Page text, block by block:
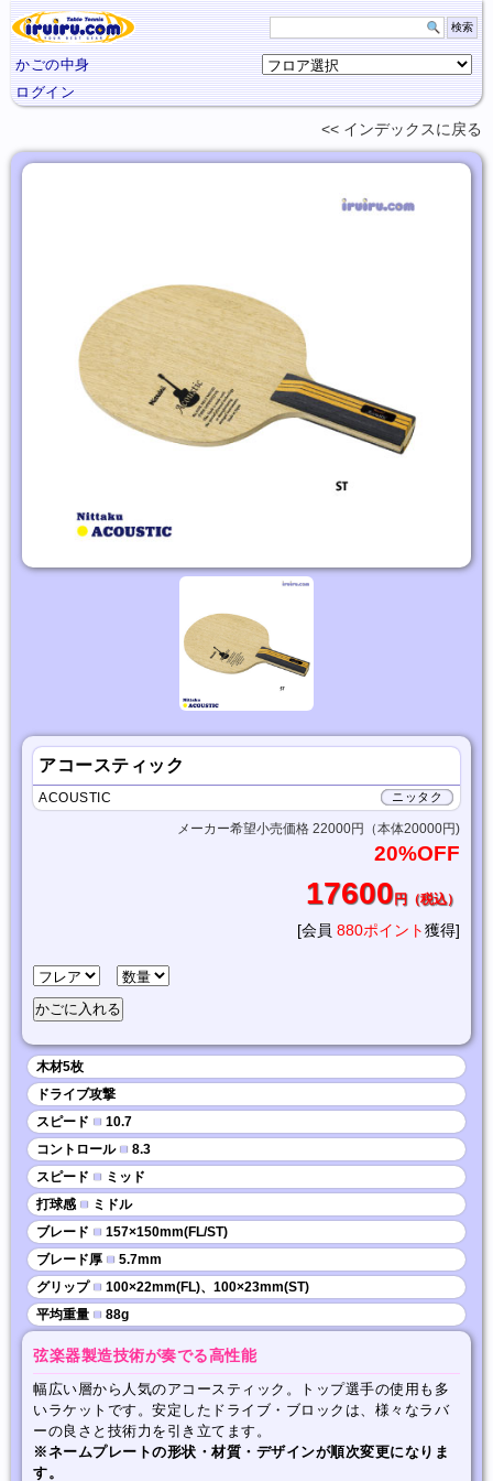
かごの中身
ログイン
インデックスに 戻る
アコースティック
ニッタク
ACOUSTIC
メーカー希望小売価格 22000円（本体20000円)
20%OFF
17600円（税込）
[会員 880ポイント獲得]
木材5枚
ドライブ攻撃
スピード ■ 10.7
コントロール ■ 8.3
スピード ■ ミッド
打球感 ■ ミドル
ブレード ■ 157×150mm(FL/ST)
ブレード厚 ■ 5.7mm
グリップ ■ 100×22mm(FL)、100×23mm(ST)
平均重量 ■ 88g
弦楽器製造技術が奏でる高性能
幅広い層から人気のアコースティック。トップ選手の使用も多
いラケットです。安定したドライブ・ブロックは、様々なラバ
ーの良さと技術力を引き立てます。
※ネームプレートの形状・材質・デザインが順次変更になりま
す。